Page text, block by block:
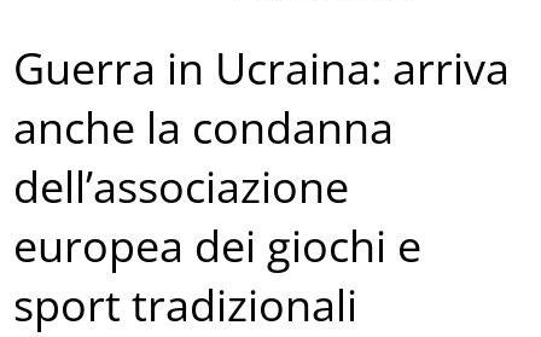
Guerra in Ucraina: arriva
anche la condanna
dell’associazione
europea dei giochi e
sport tradizionali